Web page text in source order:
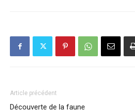
Article précédent
Découverte de la faune